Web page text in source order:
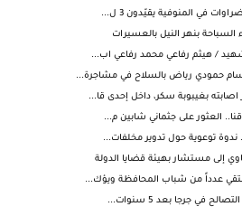
بنهر النيل بالعسيرات
/ هيثم رفاعي محمد رفاعي اب...
حمودي رياض بالسلاح في مشاجرة...
بغيبوبة سكر، داخل إحدى قا...
العثور على جثماني شابين م...
توعوية حول تدوير مخلفات...
إلى مستشار بهيئة قضايا الدولة
عدداً من شباب المحافظة ويؤك...
في جرجا بعد 5 سنوات...